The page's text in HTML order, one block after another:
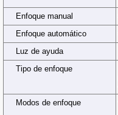
Enfoque manual
Enfoque automático
Luz de ayuda
Tipo de enfoque
Modos de enfoque